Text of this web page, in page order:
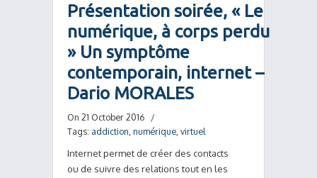
Présentation soirée, « Le
numérique, à corps perdu
» Un symptôme
contemporain, internet –
Dario MORALES
On 21 October 2016
/
Tags: addiction numérique virtuel
Internet permet de créer des contacts
ou de suivre des relations tout en les